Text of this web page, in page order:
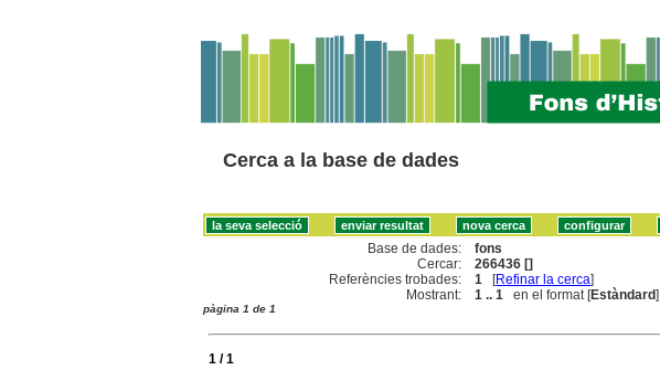
Cerca a la base de dades
Base de dades:
fons
Cercar:
266436 []
Referències trobades:
1 [Refinar la cerca]
Mostrant:
1 .. 1 en el format [Estàndard]
pàgina 1 de 1
1 / 1